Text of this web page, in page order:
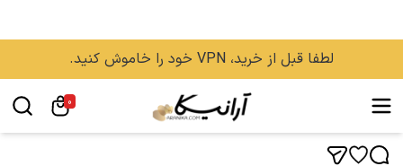
لطفا قبل از خرید، VPN خود را خاموش کنید.
0